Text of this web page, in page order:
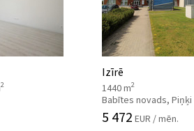
2
Izīrē
1440 m2
Babītes novads, Piņķi
5 472 EUR / mēn.